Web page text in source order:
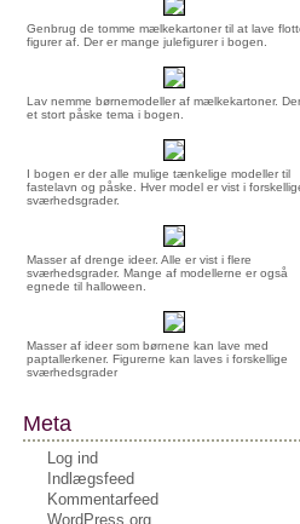
Genbrug de tomme mælkekartoner til at lave
figurer af. Der er mange julefigurer i bogen.
Lav nemme børnemodeller af mælkekartoner.
et stort påske tema i bogen.
I bogen er der alle mulige tænkelige modeller til
fastelavn og påske. Hver model er vist i
sværhedsgrader.
Masser af drenge ideer. Alle er vist i flere
sværhedsgrader. Mange af modellerne er også
egnede til halloween.
Masser af ideer som børnene kan lave med
paptallerkener. Figurerne kan laves i forskellige
sværhedsgrader
Meta
Log ind
Indlægsfeed
Kommentarfeed
WordPress.org